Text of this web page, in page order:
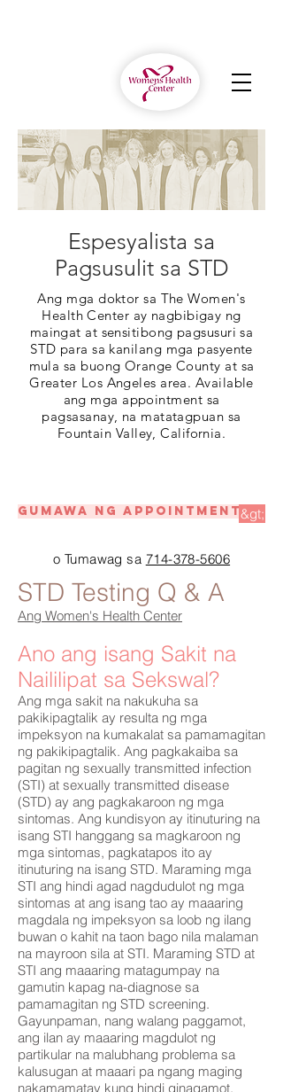
Espesyalista sa
Pagsusulit sa STD
Ang mga doktor sa The Women's
Health Center ay nagbibigay ng
maingat at sensitibong pagsusuri sa
STD para sa kanilang mga pasyente
mula sa buong Orange County at sa
Greater Los Angeles area. Available
ang mga appointment sa
pagsasanay, na matatagpuan sa
Fountain Valley, California.
Gumawa ng appointment&gt;
o Tumawag sa 714-378-5606
STD Testing Q & A
Ang Women's Health Center
Ano ang isang Sakit na
Naililipat sa Sekswal?
Ang mga sakit na nakukuha sa
pakikipagtalik ay resulta ng mga
impeksyon na kumakalat sa pamamagitan
ng pakikipagtalik. Ang pagkakaiba sa
pagitan ng sexually transmitted infection
(STI) at sexually transmitted disease
(STD) ay ang pagkakaroon ng mga
sintomas. Ang kundisyon ay itinuturing na
isang STI hanggang sa magkaroon ng
mga sintomas, pagkatapos ito ay
itinuturing na isang STD. Maraming mga
STI ang hindi agad nagdudulot ng mga
sintomas at ang isang tao ay maaaring
magdala ng impeksyon sa loob ng ilang
buwan o kahit na taon bago nila malaman
na mayroon sila at STI. Maraming STD at
STI ang maaaring matagumpay na
gamutin kapag na-diagnose sa
pamamagitan ng STD screening.
Gayunpaman, nang walang paggamot,
ang ilan ay maaaring magdulot ng
partikular na malubhang problema sa
kalusugan at maaari pa ngang maging
nakamamatay kung hindi ginagamot.